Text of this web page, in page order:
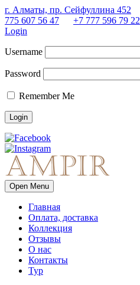
г. Алматы, пр. Сейфуллина 452
775 607 56 47
+7 777 596 79 22
Login
Username
Password
Remember Me
Open Menu
Главная
Оплата, доставка
Коллекция
Отзывы
О нас
Контакты
Тур